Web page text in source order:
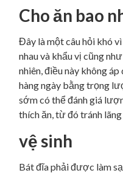
Cho ăn bao
Đây là một câu hỏi khó
nhau và khẩu vị cũng
nhiên, điều này không
hàng ngày bằng trọng
sớm có thể đánh giá
thích ăn, từ đó tránh lãng
vệ sinh
Bát đĩa phải được làm